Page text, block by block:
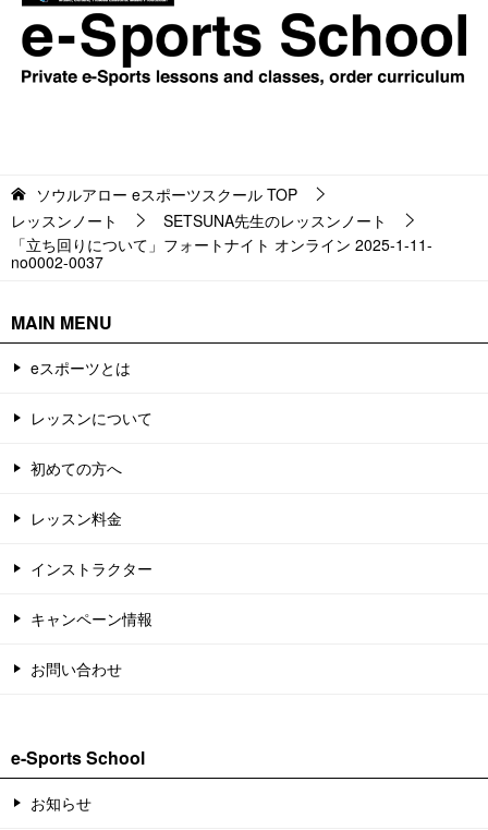
ソウルアロー eスポーツスクール TOP
レッスンノート
SETSUNA先生のレッスンノート
「立ち回りについて」フォートナイト オンライン 2025-1-11-
no0002-0037
MAIN MENU
eスポーツとは
レッスンについて
初めての方へ
レッスン料金
インストラクター
キャンペーン情報
お問い合わせ
e-Sports School
お知らせ